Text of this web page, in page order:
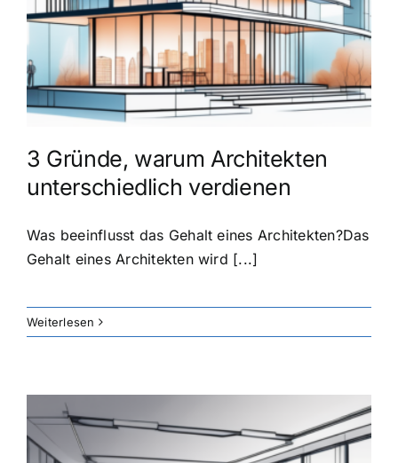
3 Gründe, warum Architekten
unterschiedlich verdienen
Was beeinflusst das Gehalt eines Architekten?Das
Gehalt eines Architekten wird [...]
Weiterlesen